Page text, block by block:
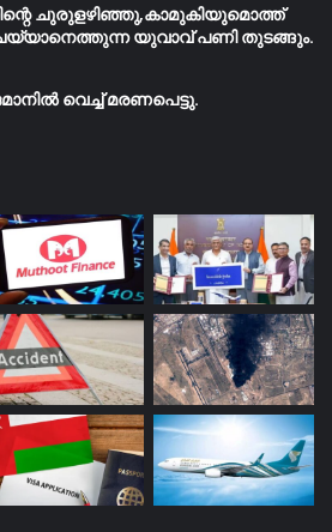
ചുരുളഴിഞ്ഞു,കാമുകിയുമൊത്ത്
യുവാവ് പണി തുടങ്ങും.
വെച്ച് മരണപെട്ടു.